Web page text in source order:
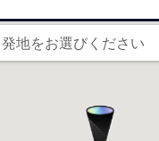
地をお選びください